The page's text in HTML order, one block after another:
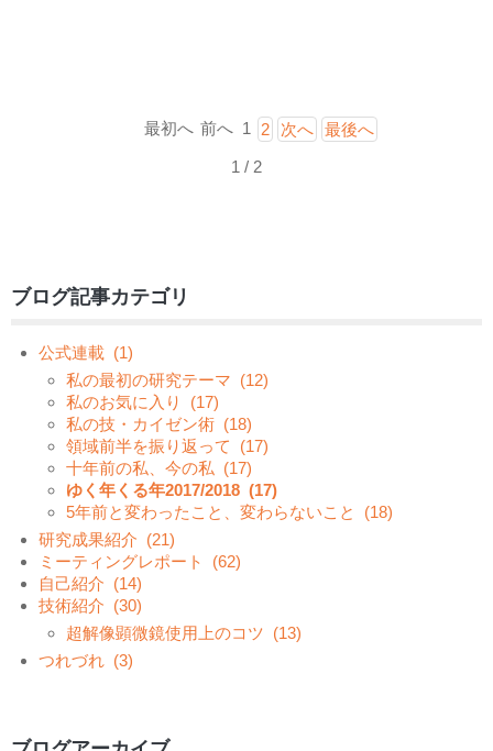
最初へ 前へ 1 2 次へ
最後へ
1 / 2
ブログ記事カテゴリ
公式連載 (1)
私の最初の研究テーマ (12)
私のお気に入り
(17)
私の技・カイゼン術 (18)
領域前半を振り返って
(17)
十年前の私、今の私 (17)
ゆく年くる年2017/2018 (17)
5年前と変わったこと、変わらないこと
(18)
研究成果紹介 (21)
ミーティングレポート
(62)
自己紹介 (14)
技術紹介 (30)
超解像顕微鏡使用上のコツ (13)
つれづれ (3)